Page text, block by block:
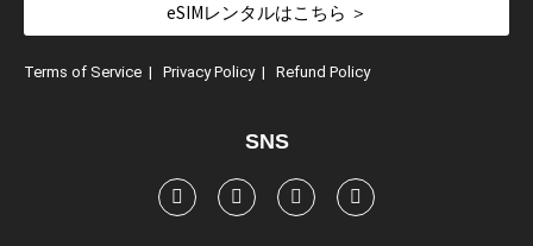
eSIMレンタルはこちら ＞
Terms of Service | Privacy Policy | Refund Policy
SNS